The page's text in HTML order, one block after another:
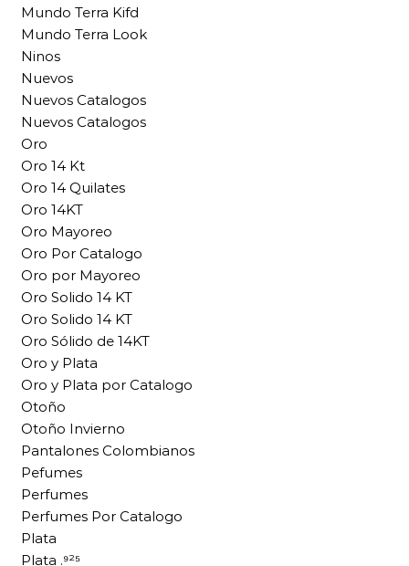
Mundo Terra Kifd
Mundo Terra Look
Ninos
Nuevos
Nuevos Catalogos
Nuevos Catalogos
Oro
Oro 14 Kt
Oro 14 Quilates
Oro 14KT
Oro Mayoreo
Oro Por Catalogo
Oro por Mayoreo
Oro Solido 14 KT
Oro Solido 14 KT
Oro Sólido de 14KT
Oro y Plata
Oro y Plata por Catalogo
Otoño
Otoño Invierno
Pantalones Colombianos
Pefumes
Perfumes
Perfumes Por Catalogo
Plata
Plata .⁹²⁵